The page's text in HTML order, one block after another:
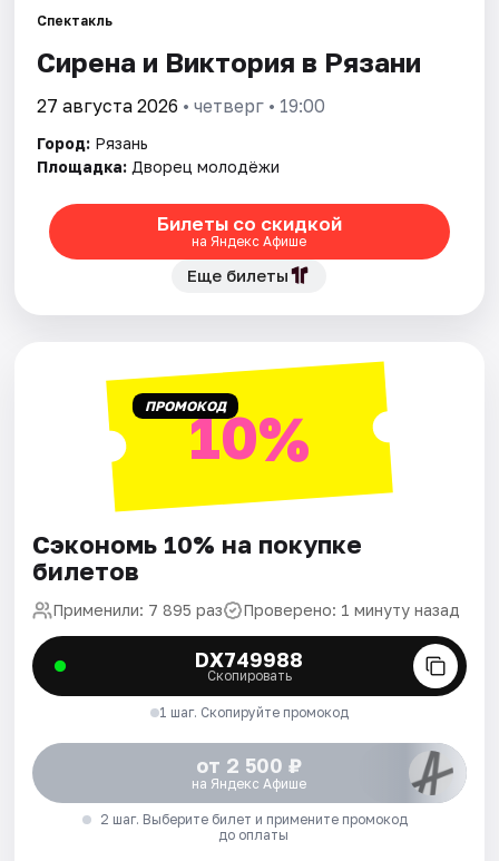
Площадки
Артисты
Рейтинги
Спектакль
Сирена и Виктория в Рязани
27 августа 2026 • четверг • 19:00
Город: Рязань
Площадка: Дворец молодёжи
Билеты со скидкой
на Яндекс Афише
Еще билеты
ПРОМОКОД10%
Сэкономь 10% на покупке
билетов
Применили: 7 895 раз Проверено: 1 минуту назад
DX749988
Скопировать
1 шаг. Скопируйте промокод
от 2 500 ₽
на Яндекс Афише
2 шаг. Выберите билет и примените промокод
до оплаты